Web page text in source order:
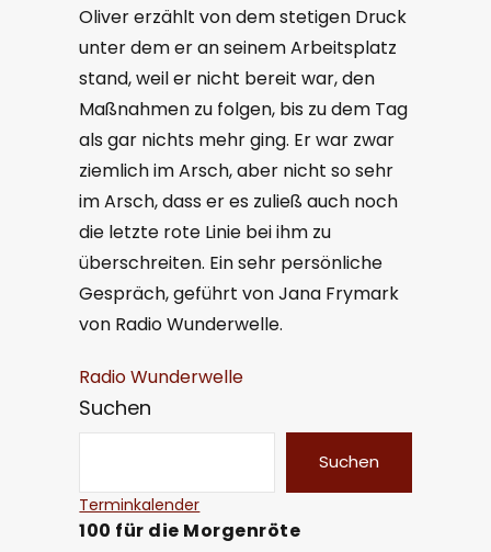
Oliver erzählt von dem stetigen Druck
unter dem er an seinem Arbeitsplatz
stand, weil er nicht bereit war, den
Maßnahmen zu folgen, bis zu dem Tag
als gar nichts mehr ging. Er war zwar
ziemlich im Arsch, aber nicht so sehr
im Arsch, dass er es zuließ auch noch
die letzte rote Linie bei ihm zu
überschreiten. Ein sehr persönliche
Gespräch, geführt von Jana Frymark
von Radio Wunderwelle.
Radio Wunderwelle
Suchen
Suchen
Terminkalender
100 für die Morgenröte